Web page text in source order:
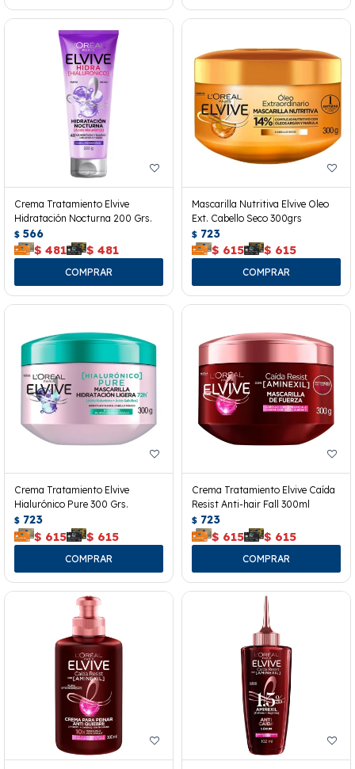
Crema Tratamiento Elvive
Hidratación Nocturna 200 Grs.
$ 566
$ 481 $ 481
Mascarilla Nutritiva Elvive Oleo
Ext. Cabello Seco 300grs
$ 723
$ 615 $ 615
Crema Tratamiento Elvive
Hialurónico Pure 300 Grs.
$ 723
$ 615 $ 615
Crema Tratamiento Elvive Caída
Resist Anti-hair Fall 300ml
$ 723
$ 615 $ 615